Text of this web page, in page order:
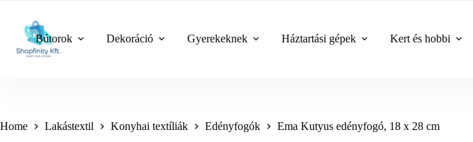
content
Bútorok Dekoráció Gyerekeknek Háztartási gépek Kert és hobbi
Home Lakástextil Konyhai textíliák Edényfogók Ema Kutyus edényfogó, 18 x 28 cm